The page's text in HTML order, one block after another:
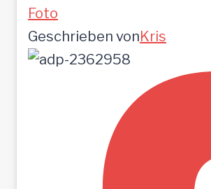
Geschrieben vonKris